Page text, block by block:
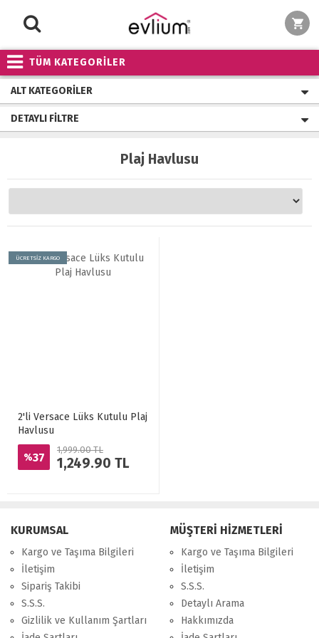
TÜM KATEGORİLER
ALT KATEGORILER
DETAYLI FILTRE
Plaj Havlusu
ÜCRETSİZ KARGO
2'li Versace Lüks Kutulu Plaj
Havlusu
%37
1,999.00 TL
1,249.90 TL
KURUMSAL
Kargo ve Taşıma Bilgileri
İletişim
Sipariş Takibi
S.S.S.
Gizlilik ve Kullanım Şartları
MÜŞTERİ HİZMETLERİ
Kargo ve Taşıma Bilgileri
İletişim
S.S.S.
Detaylı Arama
Hakkımızda